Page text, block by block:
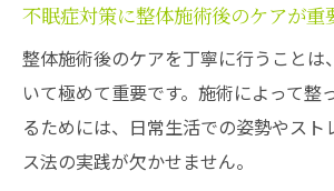
不眠症対策に整体施術後のケアが重
整体施術後のケアを丁寧に行うことは
いて極めて重要です。施術によって整
るためには、日常生活での姿勢やスト
ス法の実践が欠かせません。